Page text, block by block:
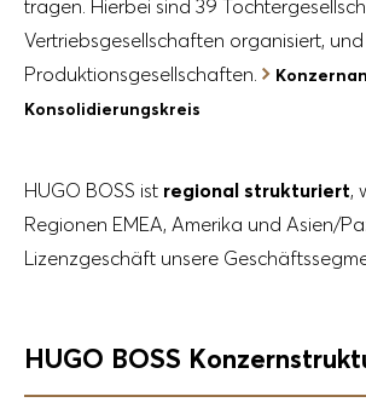
tragen. Hierbei sind 39
Vertriebsgesellschaften organisiert, und
Produktionsgesellschaften.
Konsolidierungskreis
HUGO BOSS ist regional strukturiert,
Regionen EMEA, Amerika und Asien/
Lizenzgeschäft unsere
HUGO BOSS